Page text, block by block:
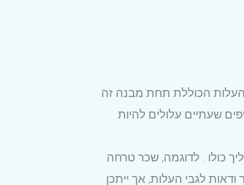
העלות הכוללת תחת מבנה זה
שעתיים עלולים להיות
כולו . לדוגמה, שכר טרחה
לגבי העלות, אך ייתכן